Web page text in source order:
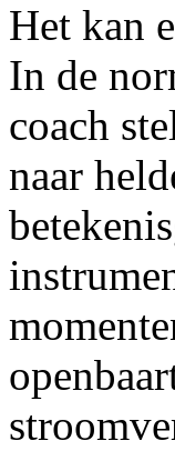
Het kan
In de
coach
naar